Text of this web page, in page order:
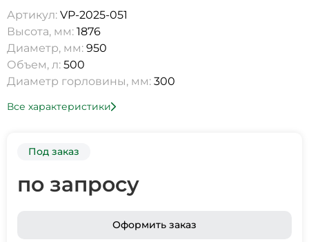
Артикул: VP-2025-051
Высота, мм: 1876
Диаметр, мм: 950
Объем, л: 500
Диаметр горловины, мм: 300
Все характеристики
Под заказ
по запросу
Оформить заказ